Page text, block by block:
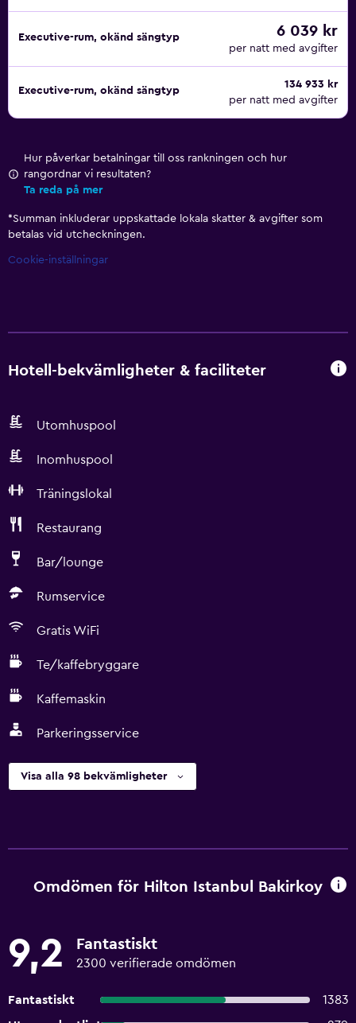
Executive-rum, okänd sängtyp 6 039 kr
per natt med avgifter
Executive-rum, okänd sängtyp
134 933 kr
per natt med avgifter
Hur påverkar betalningar till oss rankningen och hur
rangordnar vi resultaten?
Ta reda på mer
*Summan inkluderar uppskattade lokala skatter & avgifter som
betalas vid utcheckningen.
Cookie-inställningar
Hotell-bekvämligheter & faciliteter
Utomhuspool
Inomhuspool
Träningslokal
Restaurang
Bar/lounge
Rumservice
Gratis WiFi
Te/kaffebryggare
Kaffemaskin
Parkeringsservice
Visa alla 98 bekvämligheter
Omdömen för Hilton Istanbul Bakirkoy
9,2 Fantastiskt
2300 verifierade omdömen
Fantastiskt
1383